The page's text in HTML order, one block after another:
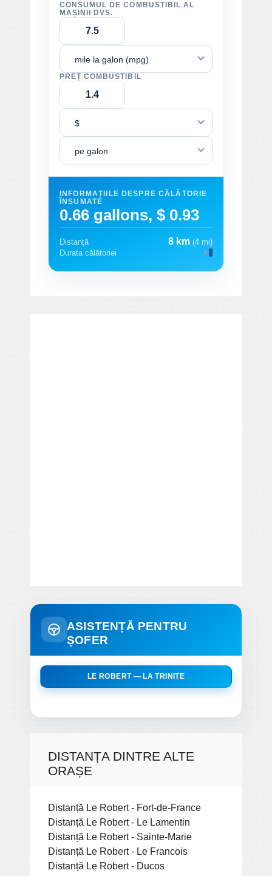
CONSUMUL DE COMBUSTIBIL AL
MAȘINII DVS.
mile la galon (mpg)
PREȚ COMBUSTIBIL
$
pe galon
INFORMAȚIILE DESPRE CĂLĂTORIE
ÎNSUMATE
0.66 gallons, $ 0.93
Distanță 8 km (4 mi)
Durata călătoriei
ASISTENȚĂ PENTRU
ȘOFER
LE ROBERT — LA TRINITE
DISTANȚA DINTRE ALTE
ORAȘE
Distanță Le Robert - Fort-de-France
Distanță Le Robert - Le Lamentin
Distanță Le Robert - Sainte-Marie
Distanță Le Robert - Le Francois
Distanță Le Robert - Ducos